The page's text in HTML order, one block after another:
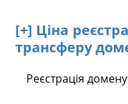
[+] Ціна
трансферу
Реєстрація домену